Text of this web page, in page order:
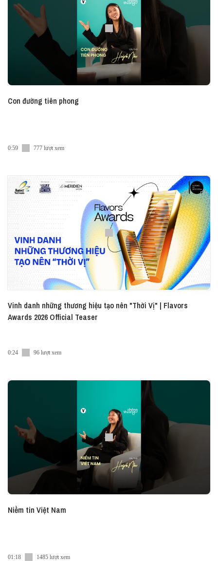
Mai Hương, trên Vietcetera Podcast, Youtube, Spotify
hoặc Apple Podcast.
#HaveASip #Vietcetera #Vietcetera_Podcast
#HAS243
Con đường tiên phong
0:59 777 lượt xem
Vinh danh những thương hiệu tạo nên "Thời Vị" | Flavors
Awards 2026 Official Teaser
0:24 96 lượt xem
Niềm tin Việt Nam
01:18 1485 lượt xem